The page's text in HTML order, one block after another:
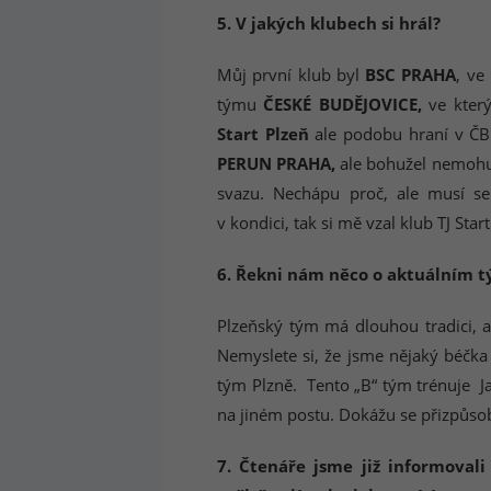
5. V jakých klubech si hrál?
Můj první klub byl BSC PRAHA, ve
týmu ČESKÉ BUDĚJOVICE, ve
Start Plzeň ale podobu hraní v
PERUN PRAHA, ale bohužel
svazu. Nechápu proč, ale musí
v kondici, tak si mě vzal klub TJ
6. Řekni nám něco o aktuálním
Plzeňský tým má dlouhou tradici,
Nemyslete si, že jsme nějaký
tým Plzně. Tento „B“ tým trénuje
na jiném postu. Dokážu se
7. Čtenáře jsme již